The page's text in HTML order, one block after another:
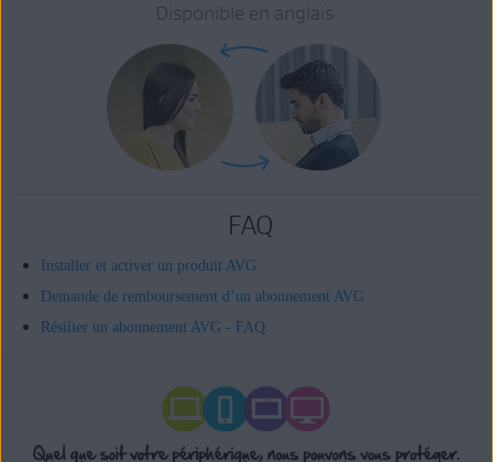
Disponible en anglais
FAQ
Installer et activer un produit AVG
Demande de remboursement d’un abonnement AVG
Résilier un abonnement AVG - FAQ